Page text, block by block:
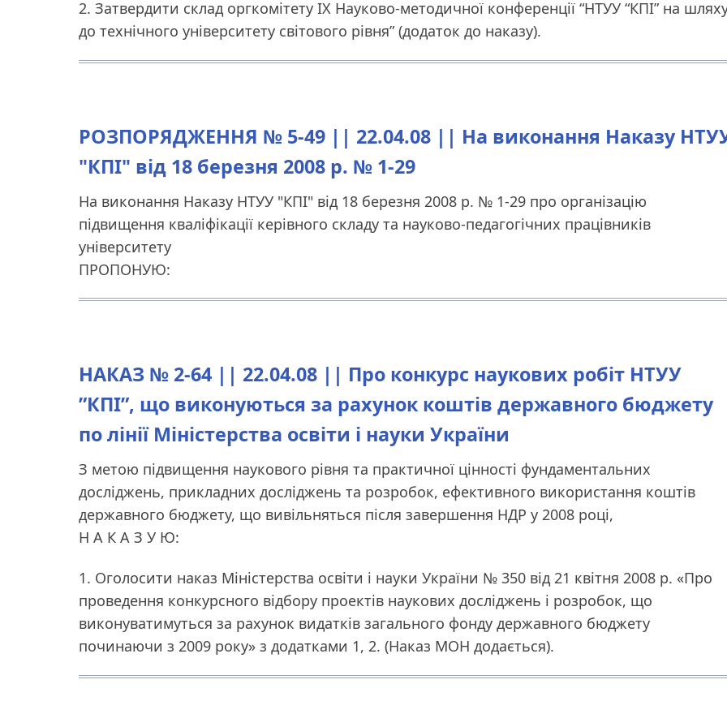
2. Затвердити склад оргкомітету IХ Науково-методичної конференції “НТУУ “КПІ” на
до технічного університету світового рівня” (додаток до наказу).
РОЗПОРЯДЖЕННЯ № 5-49 || 22.04.08 || На виконання Наказу
"КПІ" від 18 березня 2008 р. № 1-29
На виконання Наказу НТУУ "КПІ" від 18 березня 2008 р. № 1-29 про організацію
підвищення кваліфікації керівного складу та науково-педагогічних працівників
університету
ПРОПОНУЮ:
НАКАЗ № 2-64 || 22.04.08 || Про конкурс наукових робіт НТУУ
”КПІ”, що виконуються за рахунок коштів державного бюджету
по лінії Міністерства освіти і науки України
З метою підвищення наукового рівня та практичної цінності фундаментальних
досліджень, прикладних досліджень та розробок, ефективного використання коштів
державного бюджету, що вивільняться після завершення НДР у 2008 році,
Н А К А З У Ю:
1. Оголосити наказ Міністерства освіти і науки України № 350 від 21 квітня 2008 р. «Про
проведення конкурсного відбору проектів наукових досліджень і розробок, що
виконуватимуться за рахунок видатків загального фонду державного бюджету
починаючи з 2009 року» з додатками 1, 2. (Наказ МОН додається).